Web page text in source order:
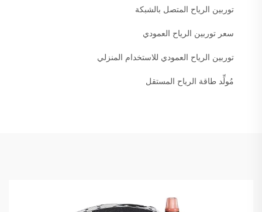
توربين الرياح المتصل بالشبكة
سعر توربين الرياح العمودي
توربين الرياح العمودي للاستخدام المنزلي
مُولِّد طاقة الرياح المستقل